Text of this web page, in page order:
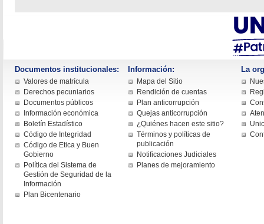
Documentos institucionales:
Valores de matrícula
Derechos pecuniarios
Documentos públicos
Información económica
Boletín Estadístico
Código de Integridad
Código de Etica y Buen
Gobierno
Política del Sistema de
Gestión de Seguridad de la
Información
Plan Bicentenario
Información:
Mapa del Sitio
Rendición de cuentas
Plan anticorrupción
Quejas anticorrupción
¿Quiénes hacen este sitio?
Términos y políticas de
publicación
Notificaciones Judiciales
Planes de mejoramiento
La